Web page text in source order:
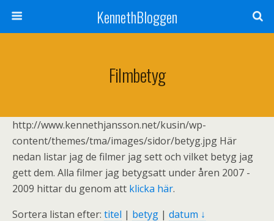
KennethBloggen
Filmbetyg
http://www.kennethjansson.net/kusin/wp-
content/themes/tma/images/sidor/betyg.jpg Här
nedan listar jag de filmer jag sett och vilket betyg jag
gett dem. Alla filmer jag betygsatt under åren 2007 -
2009 hittar du genom att klicka här.
Sortera listan efter: titel | betyg | datum ↓